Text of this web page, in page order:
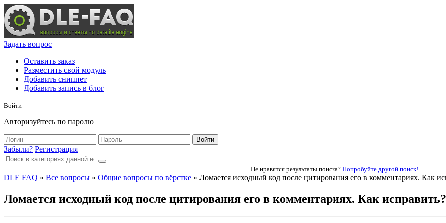
Задать вопрос
Оставить заказ
Разместить свой модуль
Добавить сниппет
Добавить запись в блог
Войти
Авторизуйтесь по паролю
Войти
Забыли? Регистрация
Не нравятся результаты поиска? Попробуйте другой поиск!
DLE FAQ » Все вопросы » Общие вопросы по вёрстке » Ломается исходный код после цитирования его в комментариях. Как
Ломается исходный код после цитирования его в комментариях. Как исправить?